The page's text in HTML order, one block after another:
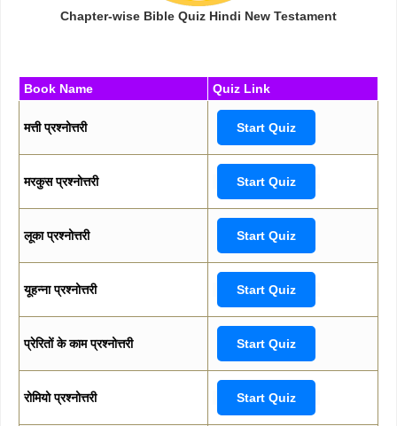
Chapter-wise Bible Quiz Hindi New Testament
Book Name Quiz Link
मत्ती प्रश्नोत्तरी Start Quiz
मरकुस प्रश्नोत्तरी Start Quiz
लूका प्रश्नोत्तरी Start Quiz
यूहन्ना प्रश्नोत्तरी Start Quiz
प्रेरितों के काम प्रश्नोत्तरी Start Quiz
रोमियो प्रश्नोत्तरी Start Quiz